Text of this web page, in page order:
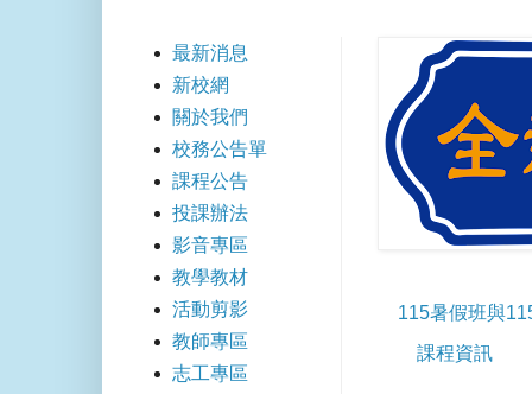
115暑假班與
課程資訊
最新消息
新校網
關於我們
校務公告單
課程公告
投課辦法
影音專區
教學教材
活動剪影
教師專區
志工專區